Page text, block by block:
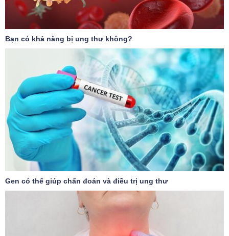
Bạn có khả năng bị ung thư không?
Gen có thể giúp chẩn đoán và điều trị ung thư